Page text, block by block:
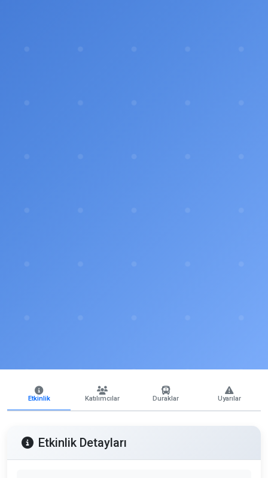
Etkinlik Katılımcılar Duraklar Uyarılar
Etkinlik Detayları